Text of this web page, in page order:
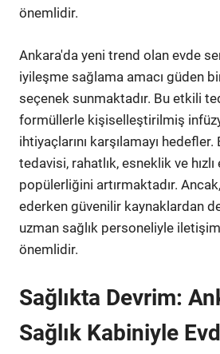
önemlidir.
Ankara'da yeni trend olan evde
iyileşme sağlama amacı güden
seçenek sunmaktadır. Bu etkili
formüllerle kişiselleştirilmiş
ihtiyaçlarını karşılamayı
tedavisi, rahatlık, esneklik ve
popülerliğini artırmaktadır.
ederken güvenilir kaynaklardan
uzman sağlık personeliyle
önemlidir.
Sağlıkta Devrim:
Sağlık Kabiniyle